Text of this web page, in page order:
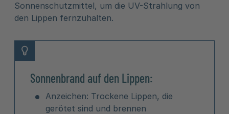
Sonnenschutzmittel, um die UV-Strahlung von
den Lippen fernzuhalten.
Sonnenbrand auf den Lippen:
Anzeichen: Trockene Lippen, die
gerötet sind und brennen